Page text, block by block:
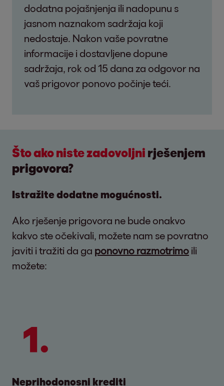
dodatna pojašnjenja ili nadopunu s
jasnom naznakom sadržaja koji
nedostaje. Nakon vaše povratne
informacije i dostavljene dopune
sadržaja, rok od 15 dana za odgovor na
vaš prigovor ponovo počinje teći.
Što ako niste zadovoljni rješenjem
prigovora?
Istražite dodatne mogućnosti.
Ako rješenje prigovora ne bude onakvo
kakvo ste očekivali, možete nam se povratno
javiti i tražiti da ga ponovno razmotrimo ili
možete:
Neprihodonosni krediti